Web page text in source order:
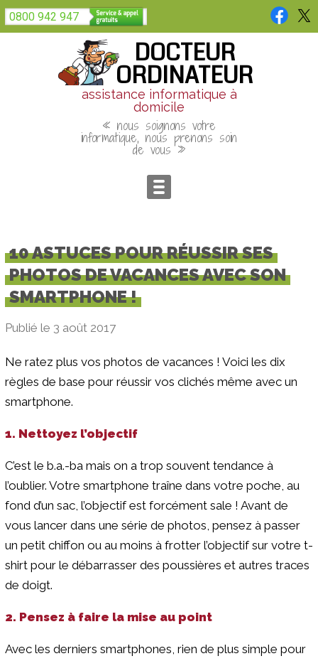
0800 942 947
DOCTEUR
ORDINATEUR
assistance informatique à
domicile
« nous soignons votre
informatique, nous prenons soin
de vous »
10 ASTUCES POUR RÉUSSIR SES
PHOTOS DE VACANCES AVEC SON
SMARTPHONE !
Publié le 3 août 2017
Ne ratez plus vos photos de vacances ! Voici les dix
règles de base pour réussir vos clichés même avec un
smartphone.
1. Nettoyez l’objectif
C’est le b.a.-ba mais on a trop souvent tendance à
l’oublier. Votre smartphone traîne dans votre poche, au
fond d’un sac, l’objectif est forcément sale ! Avant de
vous lancer dans une série de photos, pensez à passer
un petit chiffon ou au moins à frotter l’objectif sur votre t-
shirt pour le débarrasser des poussières et autres traces
de doigt.
2. Pensez à faire la mise au point
Avec les derniers smartphones, rien de plus simple pour
Panneau de gestion des cookies